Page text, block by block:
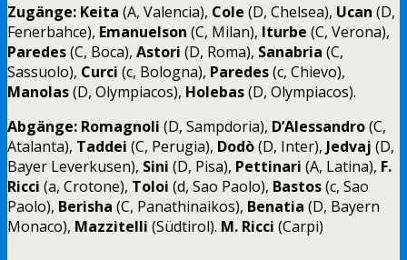
Zugänge: Keita (A, Valencia), Cole (D, Chelsea), Ucan (D,
Fenerbahce), Emanuelson (C, Milan), Iturbe (C, Verona),
Paredes(C, Boca), Astori (D, Roma), Sanabria (C,
Sassuolo), Curci (c, Bologna), Paredes(c, Chievo),
Manolas(D, Olympiacos), Holebas(D, Olympiacos).
Abgänge: Romagnoli (D, Sampdoria), D’Alessandro(C,
Atalanta), Taddei (C, Perugia), Dodò(D, Inter), Jedvaj (D,
Bayer Leverkusen), Sini (D, Pisa), Pettinari (A, Latina), F.
Ricci (a, Crotone), Toloi (d, Sao Paolo), Bastos(c, Sao
Paolo), Berisha (C, Panathinaikos), Benatia (D, Bayern
Monaco), Mazzitelli (Südtirol). M. Ricci (Carpi)